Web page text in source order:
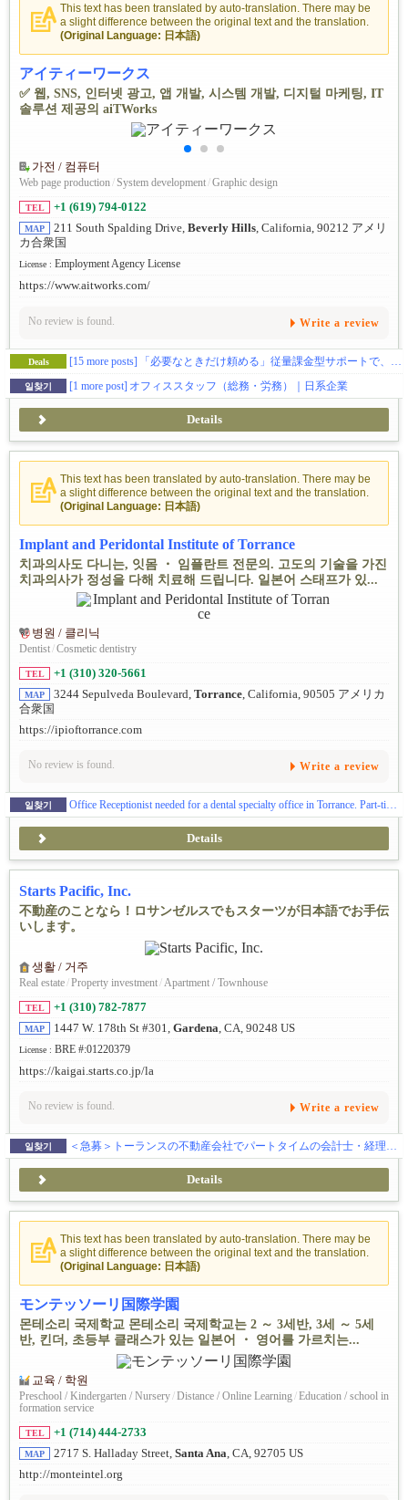
This text has been translated by auto-translation. There may be
a slight difference between the original text and the translation.
(Original Language: 日本語)
アイティーワークス
✅ 웹, SNS, 인터넷 광고, 앱 개발, 시스템 개발, 디지털 마케팅, IT
솔루션 제공의 aiTWorks
가전 / 컴퓨터
Web page production/ System development/Graphic design
TEL +1 (619) 794-0122
MAP 211 South Spalding Drive, Beverly Hills, California, 90212 アメリ
カ合衆国
License : Employment Agency License
https://www.aitworks.com/
No review is found. Write a review
Deals [15 more posts] 「必要なときだけ頼める」従量課金型サポートで、仕事の効率アップ！
일찾기 [1 more post] オフィススタッフ（総務・労務）｜日系企業
Details
This text has been translated by auto-translation. There may be
a slight difference between the original text and the translation.
(Original Language: 日本語)
Implant and Peridontal Institute of Torrance
치과의사도 다니는, 잇몸 ・ 임플란트 전문의. 고도의 기술을 가진
치과의사가 정성을 다해 치료해 드립니다. 일본어 스태프가 있...
병원 / 클리닉
Dentist/Cosmetic dentistry
TEL +1 (310) 320-5661
MAP 3244 Sepulveda Boulevard, Torrance , California, 90505 アメリカ
合衆国
https://ipioftorrance.com
No review is found. Write a review
일찾기 Office Receptionist needed for a dental specialty office in Torrance. Part-time and full-time available!
Details
Starts Pacific, Inc.
不動産のことなら！ロサンゼルスでもスターツが日本語でお手伝
いします。
생활 / 거주
Real estate/Property investment/ Apartment / Townhouse
TEL +1 (310) 782-7877
MAP 1447 W. 178th St #301, Gardena , CA, 90248 US
License : BRE #:01220379
https://kaigai.starts.co.jp/la
No review is found. Write a review
일찾기 ＜急募＞トーランスの不動産会社でパートタイムの会計士・経理を募集しています。勤務時間はフレキシブルですのでご相談ください。業務成績や会社のニーズに応じてフルタイムへ昇格の可能性があり!
Details
This text has been translated by auto-translation. There may be
a slight difference between the original text and the translation.
(Original Language: 日本語)
モンテッソーリ国際学園
몬테소리 국제학교 몬테소리 국제학교는 2 ～ 3세반, 3세 ～ 5세
반, 킨더, 초등부 클래스가 있는 일본어 ・ 영어를 가르치는...
교육 / 학원
Preschool / Kindergarten / Nursery/Distance / Online Learning /Education / school in
formation service
TEL +1 (714) 444-2733
MAP 2717 S. Halladay Street, Santa Ana , CA, 92705 US
http://monteintel.org